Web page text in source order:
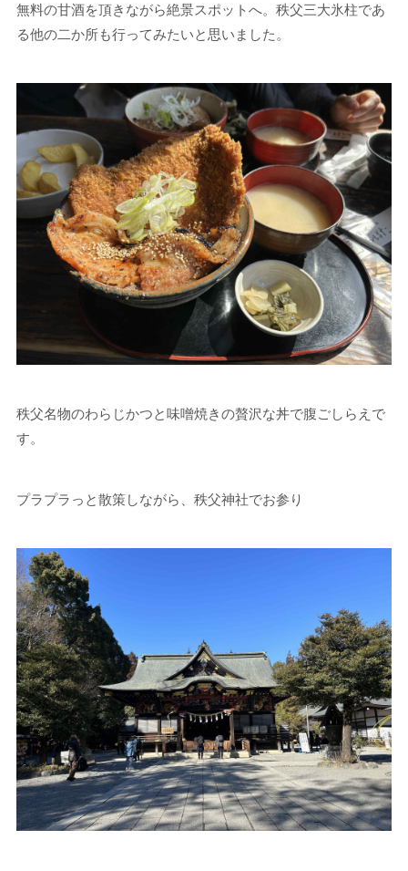
無料の甘酒を頂きながら絶景スポットへ。秩父三大氷柱であ
る他の二か所も行ってみたいと思いました。
秩父名物のわらじかつと味噌焼きの贅沢な丼で腹ごしらえで
す。
プラプラっと散策しながら、秩父神社でお参り